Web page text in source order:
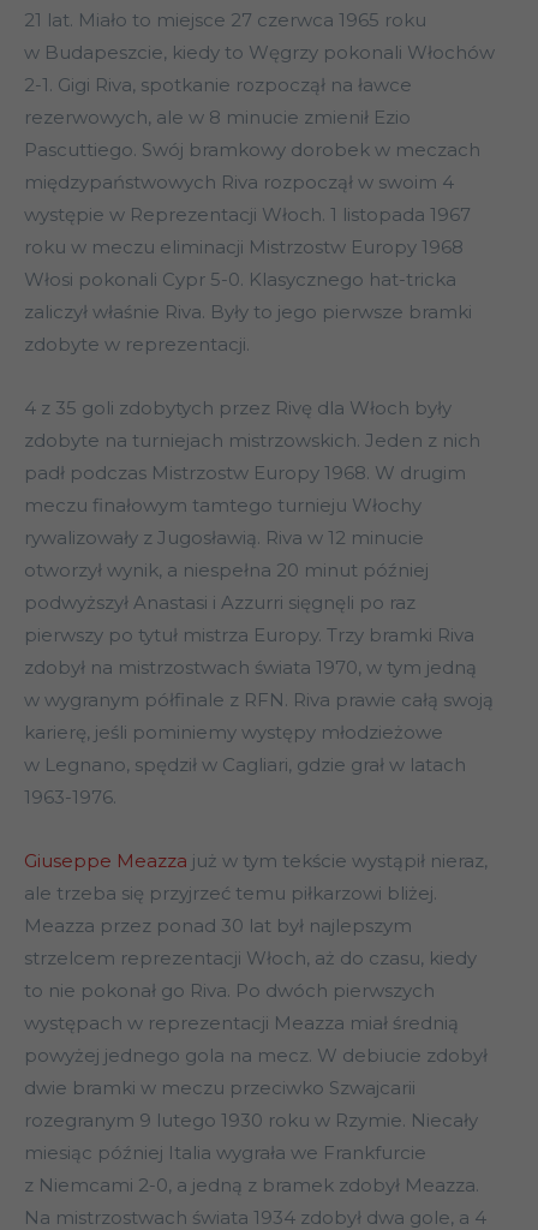
21 lat. Miało to miejsce 27 czerwca 1965 roku
w Budapeszcie, kiedy to Węgrzy pokonali Włochów
2-1. Gigi Riva, spotkanie rozpoczął na ławce
rezerwowych, ale w 8 minucie zmienił Ezio
Pascuttiego. Swój bramkowy dorobek w meczach
międzypaństwowych Riva rozpoczął w swoim 4
występie w Reprezentacji Włoch. 1 listopada 1967
roku w meczu eliminacji Mistrzostw Europy 1968
Włosi pokonali Cypr 5-0. Klasycznego hat-tricka
zaliczył właśnie Riva. Były to jego pierwsze bramki
zdobyte w reprezentacji.
4 z 35 goli zdobytych przez Rivę dla Włoch były
zdobyte na turniejach mistrzowskich. Jeden z nich
padł podczas Mistrzostw Europy 1968. W drugim
meczu finałowym tamtego turnieju Włochy
rywalizowały z Jugosławią. Riva w 12 minucie
otworzył wynik, a niespełna 20 minut później
podwyższył Anastasi i Azzurri sięgnęli po raz
pierwszy po tytuł mistrza Europy. Trzy bramki Riva
zdobył na mistrzostwach świata 1970, w tym jedną
w wygranym półfinale z RFN. Riva prawie całą swoją
karierę, jeśli pominiemy występy młodzieżowe
w Legnano, spędził w Cagliari, gdzie grał w latach
1963-1976.
Giuseppe Meazza już w tym tekście wystąpił nieraz,
ale trzeba się przyjrzeć temu piłkarzowi bliżej.
Meazza przez ponad 30 lat był najlepszym
strzelcem reprezentacji Włoch, aż do czasu, kiedy
to nie pokonał go Riva. Po dwóch pierwszych
występach w reprezentacji Meazza miał średnią
powyżej jednego gola na mecz. W debiucie zdobył
dwie bramki w meczu przeciwko Szwajcarii
rozegranym 9 lutego 1930 roku w Rzymie. Niecały
miesiąc później Italia wygrała we Frankfurcie
z Niemcami 2-0, a jedną z bramek zdobył Meazza.
Na mistrzostwach świata 1934 zdobył dwa gole, a 4